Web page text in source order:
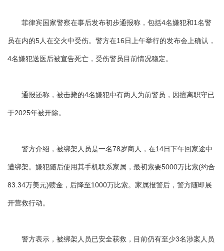
菲律宾国家警察在事后发布初步通报称，包括4名嫌犯和1名警
员在内的5人在交火中受伤。警方在16日上午举行的发布会上确认，
4名嫌犯送医后被宣告死亡，受伤警员目前情况稳定。
通报还称，被击毙的4名嫌犯中有两人为前警员，因擅离职守已
于2025年被开除。
警方介绍，被绑架人员是一名78岁商人，在14日下午回家途中
遭绑架。嫌犯随后使用其手机联系家属，最初索要5000万比索(约合
83.34万美元)赎金，后降至1000万比索。家属报警后，警方随即展
开营救行动。
警方表示，被绑架人员已安全获救，目前仍有至少3名涉案人员